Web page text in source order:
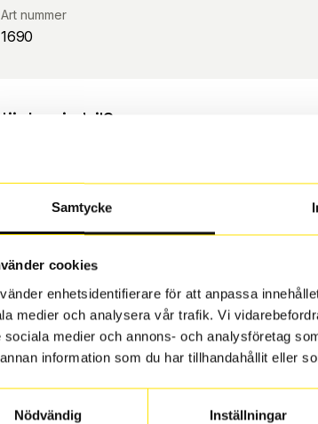
Samtycke
cookies
enhetsidentifierare för att anpassa
medier och analysera vår trafik. Vi
sociala medier och annons- och analysföretag
information som du har tillhandahållit eller
Nödvändig
Inställningar
Art nummer
1690
min bil?
för att se om det däck du valt passar din
däck som skall sättas på dina befintliga
gång så att däck och fälg har samma
fälgen ha bytts ut under årens lopp och
som bilen hade ut från fabrik.
Däckspecialen
däck eller fälgar hos oss levereras de direkt